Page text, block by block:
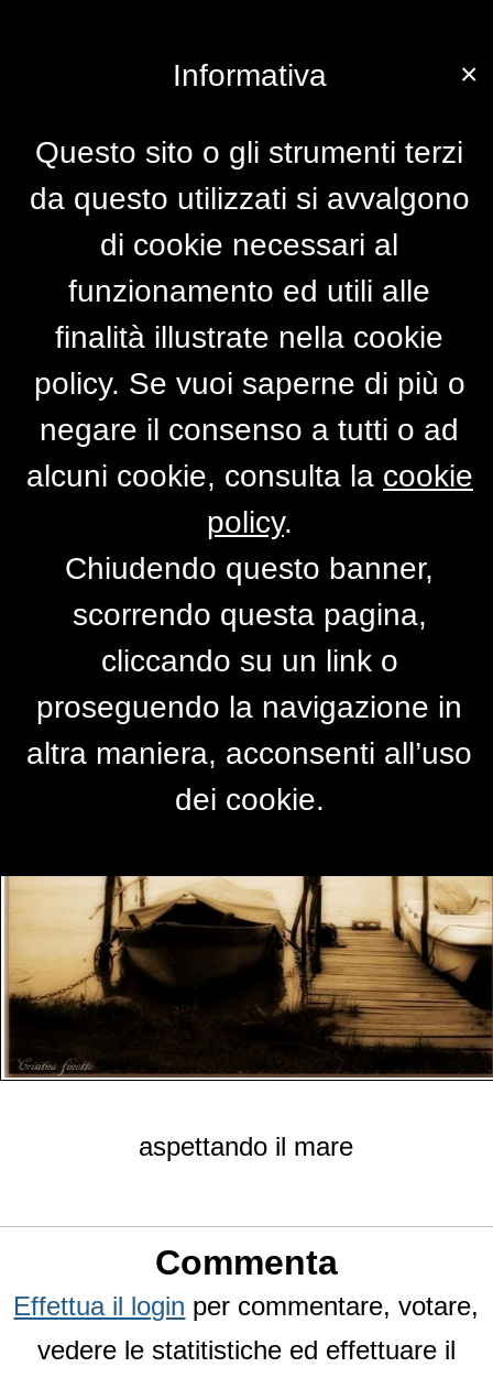
l'attesa
diJosie Bliss
aspettando il mare
Commenta
Effettua il login per commentare, votare,
vedere le statitistiche ed effettuare il
×
Informativa
Questo sito o gli strumenti terzi
da questo utilizzati si avvalgono
di cookie necessari al
funzionamento ed utili alle
finalità illustrate nella cookie
policy. Se vuoi saperne di più o
negare il consenso a tutti o ad
alcuni cookie, consulta la cookie
policy.
Chiudendo questo banner,
scorrendo questa pagina,
cliccando su un link o
proseguendo la navigazione in
altra maniera, acconsenti all’uso
dei cookie.